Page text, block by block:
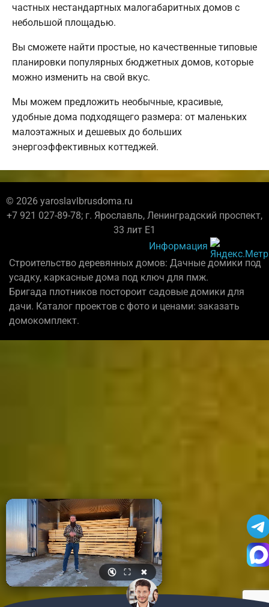
частных нестандартных малогабаритных домов с
небольшой площадью.
Вы сможете найти простые, но качественные типовые
планировки популярных бюджетных домов, которые
можно изменить на свой вкус.
Мы можем предложить необычные, красивые,
удобные дома подходящего размера: от маленьких
малоэтажных и дешевых до больших
энергоэффективных коттеджей.
© 2026 yaroslavlbrusdoma.ru
+7 921 027-89-78; г. Ярославль, Ленинградский проспект,
33 лит Е1
Информация
Строительство деревянных домов: Дачные домики под
усадку, каркасные дома под ключ для пмж.
Бригада плотников постороит садовые домики для
дачи. Каталог проектов с фото и ценами: заказать
домокомплект.
🔇 ⛶ ✖